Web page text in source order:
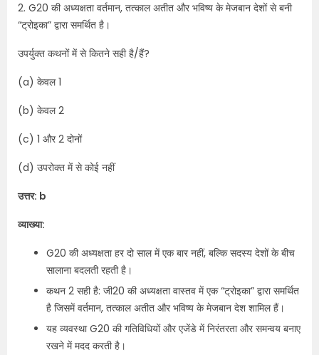
2. G20 की अध्यक्षता वर्तमान, तत्काल अतीत और भविष्य के मेजबान देशों से बनी
“ट्रोइका” द्वारा समर्थित है।
उपर्युक्त कथनों में से कितने सही है/हैं?
(a) केवल 1
(b) केवल 2
(c) 1 और 2 दोनों
(d) उपरोक्त में से कोई नहीं
उत्तर: b
व्याख्या:
G20 की अध्यक्षता हर दो साल में एक बार नहीं, बल्कि सदस्य देशों के बीच
सालाना बदलती रहती है।
कथन 2 सही है: जी20 की अध्यक्षता वास्तव में एक “ट्रोइका” द्वारा समर्थित
है जिसमें वर्तमान, तत्काल अतीत और भविष्य के मेजबान देश शामिल हैं।
यह व्यवस्था G20 की गतिविधियों और एजेंडे में निरंतरता और समन्वय बनाए
रखने में मदद करती है।